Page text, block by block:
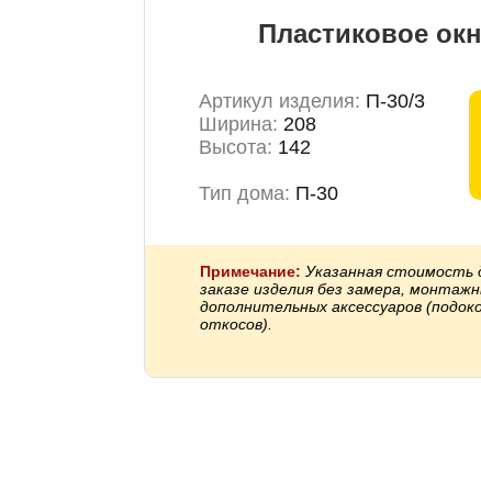
Пластиковое
Артикул изделия: П-30/3
Ширина: 208
Высота: 142
Тип дома: П-30
Примечание: Указанная стоимость
заказе изделия без замера,
дополнительных аксессуаров
откосов).